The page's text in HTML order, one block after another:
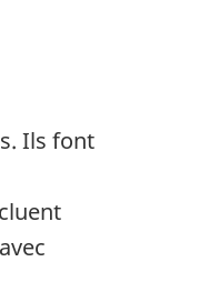
Ils font